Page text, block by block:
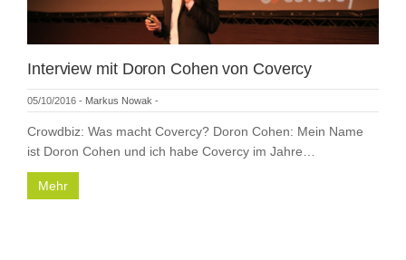
Interview mit Doron Cohen von Covercy
05/10/2016 - Markus Nowak -
Crowdbiz: Was macht Covercy? Doron Cohen: Mein Name
ist Doron Cohen und ich habe Covercy im Jahre…
Mehr